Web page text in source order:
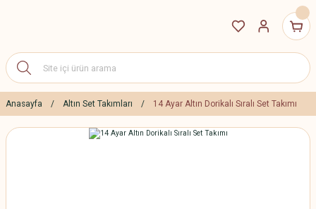
Anasayfa Altın Set Takımları 14 Ayar Altın Dorikalı Sıralı Set Takımı